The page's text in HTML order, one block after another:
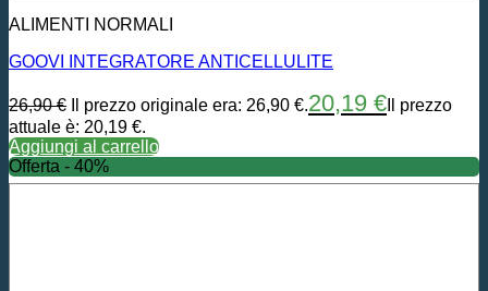
ALIMENTI NORMALI
GOOVI INTEGRATORE ANTICELLULITE
26,90€ Il prezzo originale era: 26,90 €.20,19 € Il prezzo
attuale è: 20,19 €.
Aggiungi al carrello
Offerta - 40%